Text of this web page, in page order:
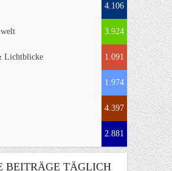
4.106
3.924
Lichtblicke 1.091
1.974
4.397
2.881
BEITRÄGE TÄGLICH